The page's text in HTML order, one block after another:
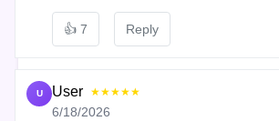
👍 7 Reply
U User ★★★★★
6/18/2026